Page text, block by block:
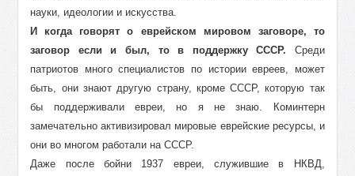
науки, идеологии и искусства.
И когда говорят о еврейском мировом заговоре, то
заговор если и был, то в поддержку СССР. Среди
патриотов много специалистов по истории евреев, может
быть, они знают другую страну, кроме СССР, которую так
бы поддерживали евреи, но я не знаю. Коминтерн
замечательно активизировал мировые еврейские ресурсы, и
они во многом работали на СССР.
Даже после бойни 1937 евреи, служившие в НКВД,